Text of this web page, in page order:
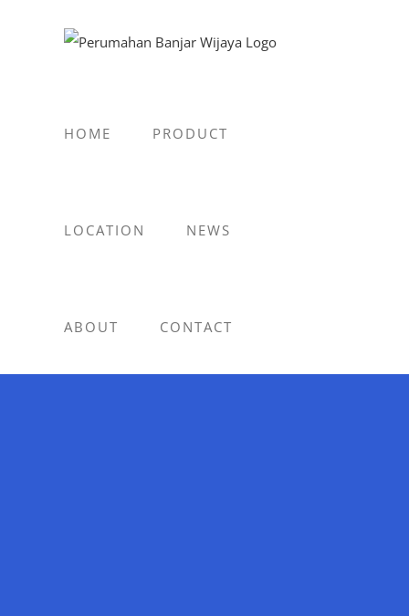
HOME PRODUCT
LOCATION NEWS
ABOUT CONTACT